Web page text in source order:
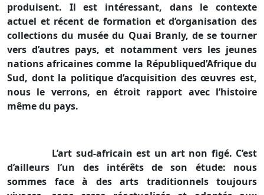
produisent. Il est intéressant, dans le contexte
actuel et récent de formation et d’organisation des
collections du musée du Quai Branly, de se tourner
vers d’autres pays, et notamment vers les jeunes
nations africaines comme la Républiqued’Afrique du
Sud, dont la politique d’acquisition des œuvres est,
nous le verrons, en étroit rapport avec l’histoire
même du pays.
L’art sud-africain est un art non figé. C’est
d’ailleurs l’un des intérêts de son étude: nous
sommes face à des arts traditionnels toujours